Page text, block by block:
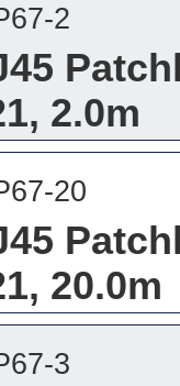
2
2.0m
20
20.0m
3